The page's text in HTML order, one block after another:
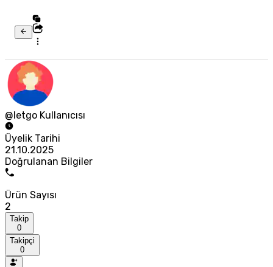
@letgo Kullanıcısı
Üyelik Tarihi
21.10.2025
Doğrulanan Bilgiler
Ürün Sayısı
2
Takip
0
Takipçi
0